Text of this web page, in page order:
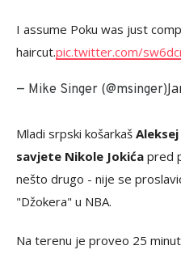
I assume Poku was just
haircut.pic.twitter.com/
— Mike Singer (@msinger)
Mladi srpski košarkaš
savjete Nikole Jokića pred
nešto drugo - nije se
"Džokera" u NBA.
Na terenu je proveo 25